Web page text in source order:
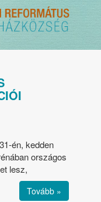
én, kedden
országos
lesz,
Tovább »